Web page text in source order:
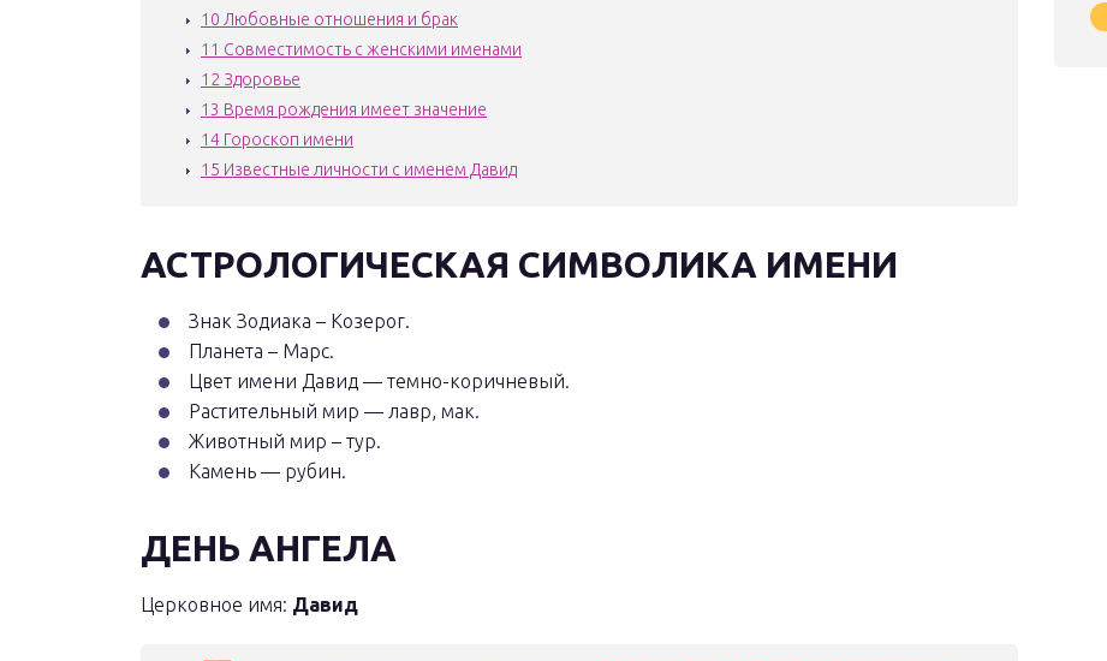
10 Любовные отношения и брак
11 Совместимость с женскими именами
12 Здоровье
13 Время рождения имеет значение
14 Гороскоп имени
15 Известные личности с именем Давид
АСТРОЛОГИЧЕСКАЯ СИМВОЛИКА ИМЕНИ
Знак Зодиака – Козерог.
Планета – Марс.
Цвет имени Давид — темно-коричневый.
Растительный мир — лавр, мак.
Животный мир – тур.
Камень — рубин.
ДЕНЬ АНГЕЛА
Церковное имя: Давид